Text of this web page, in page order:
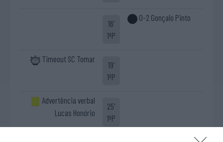
16'
1ªP
0-2 Gonçalo Pinto
Timeout SC Tomar
19'
1ªP
Advertência verbal
Lucas Honório
25'
1ªP